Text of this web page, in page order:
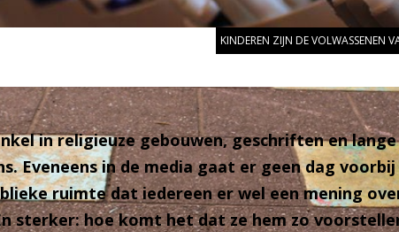
KINDEREN ZIJN DE VOLWASSENEN
in religieuze gebouwen, geschriften en
Eveneens in de media gaat er geen dag
ruimte dat iedereen er wel een mening
sterker: hoe komt het dat ze hem zo